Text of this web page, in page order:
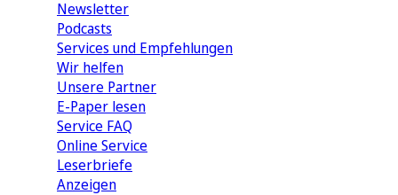
Newsletter
Podcasts
Services und Empfehlungen
Wir helfen
Unsere Partner
E-Paper lesen
Service FAQ
Online Service
Leserbriefe
Anzeigen